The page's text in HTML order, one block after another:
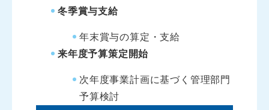
冬季賞与支給
年末賞与の算定・支給
来年度予算策定開始
次年度事業計画に基づく管理部門
予算検討